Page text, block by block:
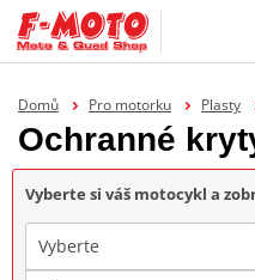
Domů Pro motorku Plasty
Ochranné
Vyberte si váš motocykl a
Vyberte